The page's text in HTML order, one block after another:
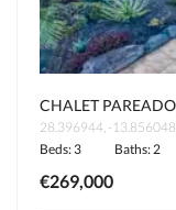
28.396944, -13.856048
Beds: 3
Baths: 2
€269,000